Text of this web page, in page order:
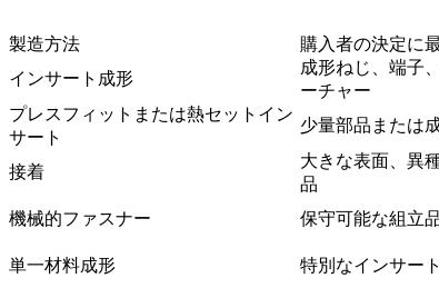
製造方法 購入者の決定に
インサート成形
成形ねじ、端子
ーチャー
プレスフィットまたは熱セットイン
サート
少量部品または
接着
大きな表面、異
品
機械的ファスナー 保守可能な組立
単一材料成形 特別なインサー